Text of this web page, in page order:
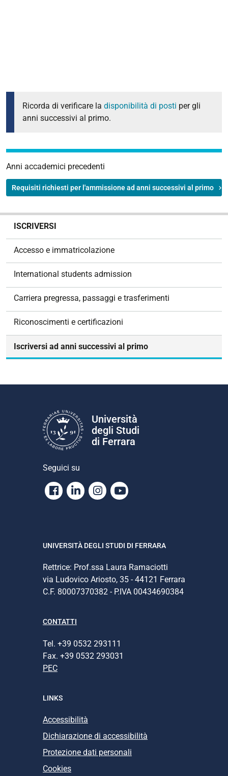
Ricorda di verificare la disponibilità di posti per gli
anni successivi al primo.
Anni accademici precedenti
Requisiti richiesti per l'ammissione ad anni successivi al primo
ISCRIVERSI
Accesso e immatricolazione
International students admission
Carriera pregressa, passaggi e trasferimenti
Riconoscimenti e certificazioni
Iscriversi ad anni successivi al primo
Università
degli Studi
di Ferrara
Seguici su
Facebook
LinkedinInstagram
Youtube
UNIVERSITÀ DEGLI STUDI DI FERRARA
Rettrice: Prof.ssa Laura Ramaciotti
via Ludovico Ariosto, 35 - 44121 Ferrara
C.F. 80007370382 - P.IVA 00434690384
CONTATTI
Tel. +39 0532 293111
Fax. +39 0532 293031
PEC
LINKS
Accessibilità
Dichiarazione di accessibilità
Protezione dati personali
Cookies